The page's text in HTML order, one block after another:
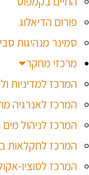
פורום הדיאלוג
סמינר מנהיגות
מרכזי מחקר
המרכז למדיניות
המרכז לאנרגיה
המרכז לניהול מים
המרכז לחקלאות
המרכז לסוציו-